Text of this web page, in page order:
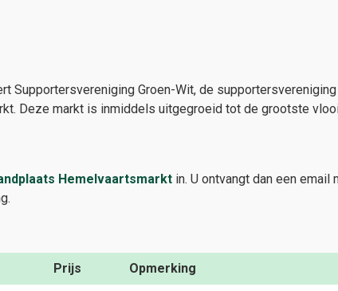
Supportersvereniging Groen-Wit, de
Deze markt is inmiddels uitgegroeid tot de grootste
Hemelvaartsmarkt in. U ontvangt dan een email
Prijs Opmerking